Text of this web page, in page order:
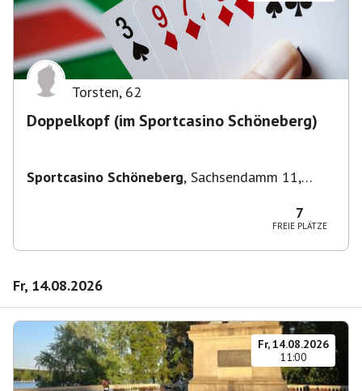
Torsten, 62
Doppelkopf (im Sportcasino Schöneberg)
Sportcasino Schöneberg, Sachsendamm 11,
7
FREIE PLÄTZE
Fr, 14.08.2026
Fr, 14.08.2026
11:00